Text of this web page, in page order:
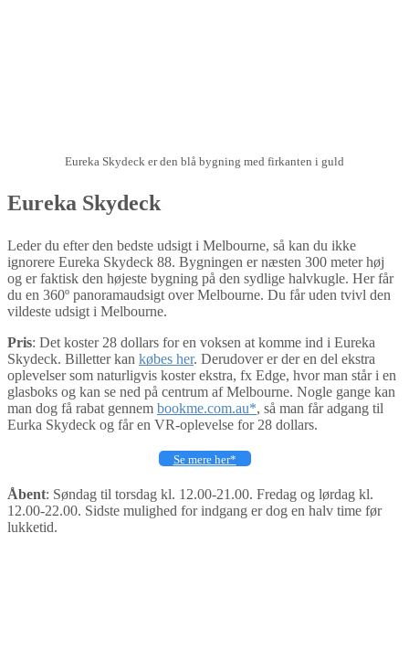
Eureka Skydeck er den blå bygning med firkanten i guld
Eureka Skydeck
Leder du efter den bedste udsigt i Melbourne, så kan du ikke
ignorere Eureka Skydeck 88. Bygningen er næsten 300 meter høj
og er faktisk den højeste bygning på den sydlige halvkugle. Her får
du en 360º panoramaudsigt over Melbourne. Du får uden tvivl den
vildeste udsigt i Melbourne.
Pris: Det koster 28 dollars for en voksen at komme ind i Eureka
Skydeck. Billetter kan købes her. Derudover er der en del ekstra
oplevelser som naturligvis koster ekstra, fx Edge, hvor man står i en
glasboks og kan se ned på centrum af Melbourne. Nogle gange kan
man dog få rabat gennem bookme.com.au*, så man får adgang til
Eurka Skydeck og får en VR-oplevelse for 28 dollars.
Se mere her*
Åbent: Søndag til torsdag kl. 12.00-21.00. Fredag og lørdag kl.
12.00-22.00. Sidste mulighed for indgang er dog en halv time før
lukketid.